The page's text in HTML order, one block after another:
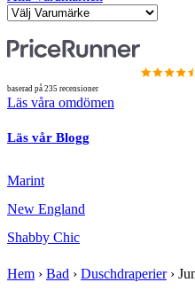
baserad på 235 recensioner
Läs våra omdömen
Läs vår Blogg
Marint
New England
Shabby Chic
Hem › Bad › Duschdraperier›